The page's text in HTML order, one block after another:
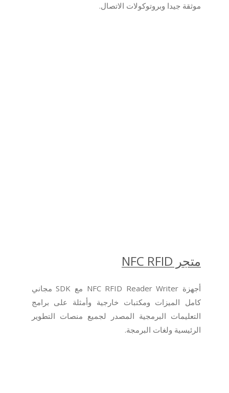
موثقة جيدا وبروتوكولات الاتصال.
متجر NFC RFID
أجهزة NFC RFID Reader Writer مع SDK مجاني
كامل الميزات ومكتبات خارجية وأمثلة على برامج
التعليمات البرمجية المصدر لجميع منصات التطوير
الرئيسية ولغات البرمجة.